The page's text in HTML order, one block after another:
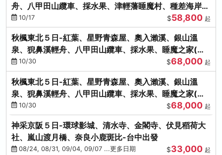
舟、八甲田山纜車、採水果、津輕藩睡魔村、種差海岸
(不進免稅店)
10/17 $58,800 起
秋楓東北５日-紅葉、星野青森屋、奧入瀨溪、銀山溫
泉、猊鼻溪輕舟、八甲田山纜車、採水果、睡魔之家(不
進免稅店)
10/30 $68,000 起
秋楓東北５日-紅葉、星野青森屋、奧入瀨溪、銀山溫
泉、猊鼻溪輕舟、八甲田山纜車、採水果、睡魔之家(不
進免稅店)
10/30 $68,000 起
神采京阪５日-環球影城、清水寺、金閣寺、伏見稻荷大
社、嵐山渡月橋、奈良小鹿斑比-台中出發
08/24, 08/31, 09/04, 09/07 ...更多日期 $33,000 起